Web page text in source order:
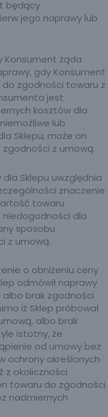
będący
jego naprawy lub
Konsument żąda
gdy Konsument
zgodności towaru z
jest
kosztów dla
lub
Sklepu, może on
z umową.
Sklepu uwzględnia
znaczenie
towaru
dla
sposobu
z umową.
o obniżeniu ceny
odmówił naprawy
brak zgodności
iż Sklep próbował
albo brak
istotny, że
od umowy bez
ochrony określonych
z okoliczności
towaru do zgodności
nadmiernych